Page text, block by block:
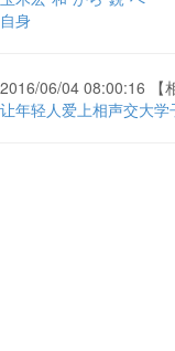
自身
2016/06/04 08:00:16 【
让年轻人爱上相声交大